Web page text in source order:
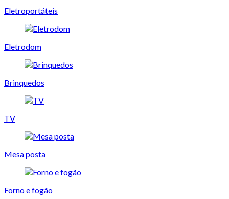
Eletroportáteis
Eletrodom
Brinquedos
TV
Mesa posta
Forno e fogão